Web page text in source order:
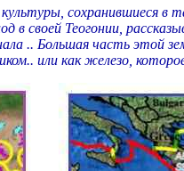
сохранившиеся в
в своей Теогонии,
.. Большая часть этой
или как железо,